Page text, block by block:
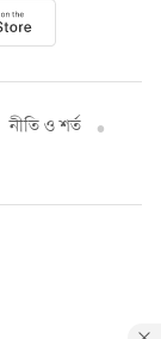
নীতি ও শর্ত